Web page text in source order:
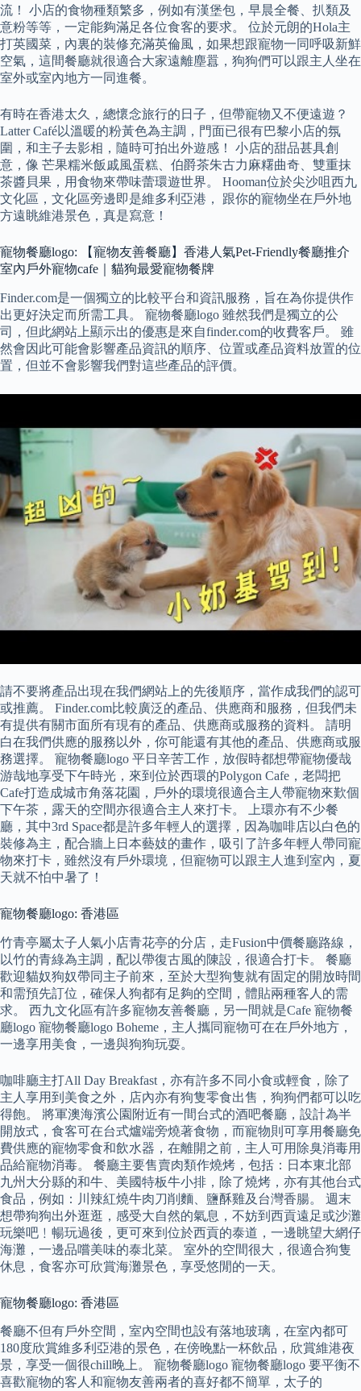
流！ 小店的食物種類繁多，例如有漢堡包，早晨全餐、扒類及
意粉等等，一定能夠滿足各位食客的要求。 位於元朗的Hola主
打英國菜，內裏的裝修充滿英倫風，如果想跟寵物一同呼吸新鮮
空氣，這間餐廳就很適合大家遠離塵囂，狗狗們可以跟主人坐在
室外或室內地方一同進餐。
有時在香港太久，總懷念旅行的日子，但帶寵物又不便遠遊？
Latter Café以溫暖的粉黃色為主調，門面已很有巴黎小店的氛
圍，和主子去影相，隨時可拍出外遊感！ 小店的甜品甚具創
意，像 芒果糯米飯戚風蛋糕、伯爵茶朱古力麻糬曲奇、雙重抹
茶醬貝果，用食物來帶味蕾環遊世界。 Hooman位於尖沙咀西九
文化區，文化區旁邊即是維多利亞港， 跟你的寵物坐在戶外地
方遠眺維港景色，真是寫意！
寵物餐廳logo: 【寵物友善餐廳】香港人氣Pet-Friendly餐廳推介
室內戶外寵物cafe｜貓狗最愛寵物餐牌
Finder.com是一個獨立的比較平台和資訊服務，旨在為你提供作
出更好決定而所需工具。 寵物餐廳logo 雖然我們是獨立的公
司，但此網站上顯示出的優惠是來自finder.com的收費客戶。 雖
然會因此可能會影響產品資訊的順序、位置或產品資料放置的位
置，但並不會影響我們對這些產品的評價。
請不要將產品出現在我們網站上的先後順序，當作成我們的認可
或推薦。 Finder.com比較廣泛的產品、供應商和服務，但我們未
有提供有關市面所有現有的產品、供應商或服務的資料。 請明
白在我們供應的服務以外，你可能還有其他的產品、供應商或服
務選擇。 寵物餐廳logo 平日辛苦工作，放假時都想帶寵物優哉
游哉地享受下午時光，來到位於西環的Polygon Cafe，老闆把
Cafe打造成城市角落花園，戶外的環境很適合主人帶寵物來歎個
下午茶，露天的空間亦很適合主人來打卡。 上環亦有不少餐
廳，其中3rd Space都是許多年輕人的選擇，因為咖啡店以白色的
裝修為主，配合牆上日本藝妓的畫作，吸引了許多年輕人帶同寵
物來打卡，雖然沒有戶外環境，但寵物可以跟主人進到室內，夏
天就不怕中暑了！
寵物餐廳logo: 香港區
竹青亭屬太子人氣小店青花亭的分店，走Fusion中價餐廳路線，
以竹的青綠為主調，配以帶復古風的陳設，很適合打卡。 餐廳
歡迎貓奴狗奴帶同主子前來，至於大型狗隻就有固定的開放時間
和需預先訂位，確保人狗都有足夠的空間，體貼兩種客人的需
求。 西九文化區有許多寵物友善餐廳，另一間就是Cafe 寵物餐
廳logo 寵物餐廳logo Boheme，主人攜同寵物可在在戶外地方，
一邊享用美食，一邊與狗狗玩耍。
咖啡廳主打All Day Breakfast，亦有許多不同小食或輕食，除了
主人享用到美食之外，店內亦有狗隻零食出售，狗狗們都可以吃
得飽。 將軍澳海濱公園附近有一間台式的酒吧餐廳，設計為半
開放式，食客可在台式爐端旁燒著食物，而寵物則可享用餐廳免
費供應的寵物零食和飲水器，在離開之前，主人可用除臭消毒用
品給寵物消毒。 餐廳主要售賣肉類作燒烤，包括：日本東北部
九州大分縣的和牛、美國特板牛小排，除了燒烤，亦有其他台式
食品，例如：川辣紅燒牛肉刀削麵、鹽酥雞及台灣香腸。 週末
想帶狗狗出外逛逛，感受大自然的氣息，不妨到西貢遠足或沙灘
玩樂吧﹗暢玩過後，更可來到位於西貢的泰道，一邊眺望大網仔
海灘，一邊品嚐美味的泰北菜。 室外的空間很大，很適合狗隻
休息，食客亦可欣賞海灘景色，享受悠閒的一天。
寵物餐廳logo: 香港區
餐廳不但有戶外空間，室內空間也設有落地玻璃，在室內都可
180度欣賞維多利亞港的景色，在傍晚點一杯飲品，欣賞維港夜
景，享受一個很chill晚上。 寵物餐廳logo 寵物餐廳logo 要平衡不
喜歡寵物的客人和寵物友善兩者的喜好都不簡單，太子的